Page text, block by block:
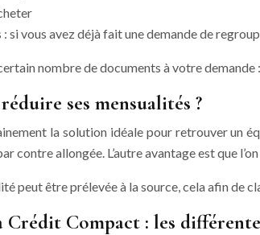
si vous avez déjà fait une demande de
nombre de documents à votre
ses mensualités ?
la solution idéale pour retrouver un
contre allongée. L’autre avantage est que
peut être prélevée à la source, cela afin de
Compact : les